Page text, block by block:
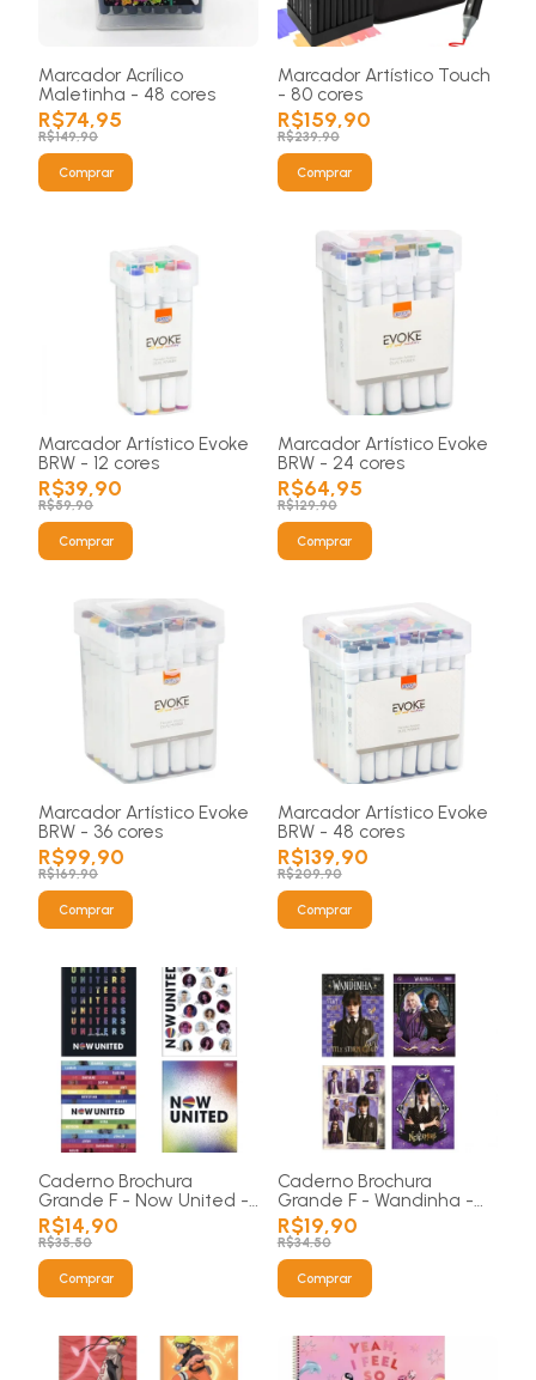
Marcador Acrílico
Maletinha - 48 cores
R$74,95
R$149,90
Comprar
Marcador Artístico Touch
- 80 cores
R$159,90
R$239,90
Comprar
Marcador Artístico Evoke
BRW - 12 cores
R$39,90
R$59,90
Comprar
Marcador Artístico Evoke
BRW - 24 cores
R$64,95
R$129,90
Comprar
Marcador Artístico Evoke
BRW - 36 cores
R$99,90
R$169,90
Comprar
Marcador Artístico Evoke
BRW - 48 cores
R$139,90
R$209,90
Comprar
Caderno Brochura
Grande F - Now United -
80 folhas
R$14,90
R$35,50
Comprar
Caderno Brochura
Grande F - Wandinha -
80 folhas
R$19,90
R$34,50
Comprar